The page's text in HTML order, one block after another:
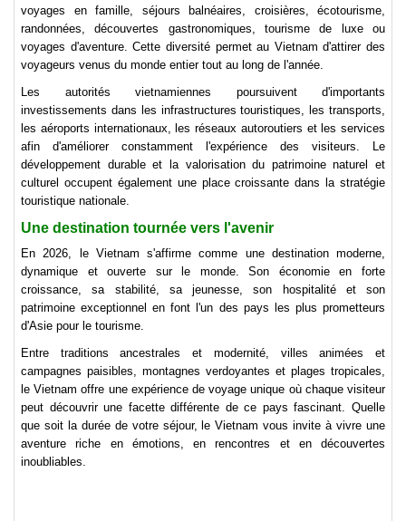
voyages en famille, séjours balnéaires, croisières, écotourisme,
randonnées, découvertes gastronomiques, tourisme de luxe ou
voyages d'aventure. Cette diversité permet au Vietnam d'attirer des
voyageurs venus du monde entier tout au long de l'année.
Les autorités vietnamiennes poursuivent d'importants
investissements dans les infrastructures touristiques, les transports,
les aéroports internationaux, les réseaux autoroutiers et les services
afin d'améliorer constamment l'expérience des visiteurs. Le
développement durable et la valorisation du patrimoine naturel et
culturel occupent également une place croissante dans la stratégie
touristique nationale.
Une destination tournée vers l'avenir
En 2026, le Vietnam s'affirme comme une destination moderne,
dynamique et ouverte sur le monde. Son économie en forte
croissance, sa stabilité, sa jeunesse, son hospitalité et son
patrimoine exceptionnel en font l'un des pays les plus prometteurs
d'Asie pour le tourisme.
Entre traditions ancestrales et modernité, villes animées et
campagnes paisibles, montagnes verdoyantes et plages tropicales,
le Vietnam offre une expérience de voyage unique où chaque visiteur
peut découvrir une facette différente de ce pays fascinant. Quelle
que soit la durée de votre séjour, le Vietnam vous invite à vivre une
aventure riche en émotions, en rencontres et en découvertes
inoubliables.